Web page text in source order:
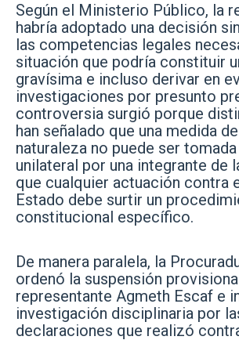
Según el Ministerio Público, la
habría adoptado una decisión
las competencias legales
situación que podría constituir
gravísima e incluso derivar en
investigaciones por presunto
controversia surgió porque
han señalado que una medida
naturaleza no puede ser
unilateral por una integrante de
que cualquier actuación contra
Estado debe surtir un
constitucional específico.
De manera paralela, la
ordenó la suspensión
representante Agmeth Escaf e
investigación disciplinaria por
declaraciones que realizó